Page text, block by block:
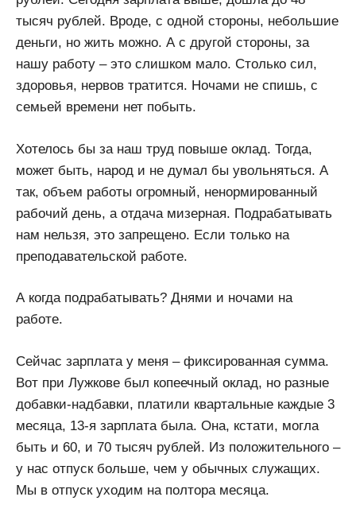
тысяч рублей. Вроде, с одной стороны, небольшие
деньги, но жить можно. А с другой стороны, за
нашу работу – это слишком мало. Столько сил,
здоровья, нервов тратится. Ночами не спишь, с
семьей времени нет побыть.
Хотелось бы за наш труд повыше оклад. Тогда,
может быть, народ и не думал бы увольняться. А
так, объем работы огромный, ненормированный
рабочий день, а отдача мизерная. Подрабатывать
нам нельзя, это запрещено. Если только на
преподавательской работе.
А когда подрабатывать? Днями и ночами на
работе.
Сейчас зарплата у меня – фиксированная сумма.
Вот при Лужкове был копеечный оклад, но разные
добавки-надбавки, платили квартальные каждые 3
месяца, 13-я зарплата была. Она, кстати, могла
быть и 60, и 70 тысяч рублей. Из положительного –
у нас отпуск больше, чем у обычных служащих.
Мы в отпуск уходим на полтора месяца.